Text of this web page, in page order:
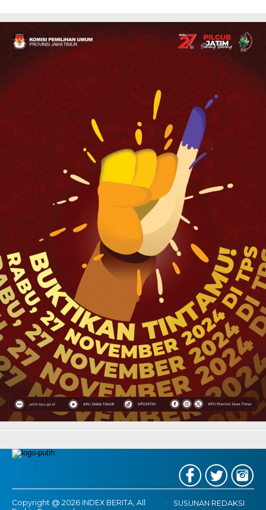
Copyright @ 2026 INDEX BERITA, All
SUSUNAN REDAKSI